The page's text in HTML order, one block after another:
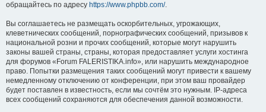
обращайтесь по адресу https://www.phpbb.com/.
Вы соглашаетесь не размещать оскорбительных, угрожающих,
клеветнических сообщений, порнографических сообщений, призывов к
национальной розни и прочих сообщений, которые могут нарушить
законы вашей страны, страны, которая предоставляет услуги хостинга
для форумов «Forum FALERISTIKA.info», или нарушить международное
право. Попытки размещения таких сообщений могут привести к вашему
немедленному отключению от конференции, при этом ваш провайдер
будет поставлен в известность, если мы сочтём это нужным. IP-адреса
всех сообщений сохраняются для обеспечения данной возможности.